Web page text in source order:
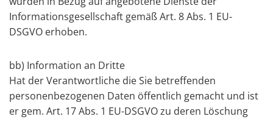
Informationsgesellschaft gemäß Art. 8 Abs. 1 EU-
DSGVO erhoben.
bb) Information an Dritte
Hat der Verantwortliche die Sie betreffenden
personenbezogenen Daten öffentlich gemacht und ist
er gem. Art. 17 Abs. 1 EU-DSGVO zu deren Löschung